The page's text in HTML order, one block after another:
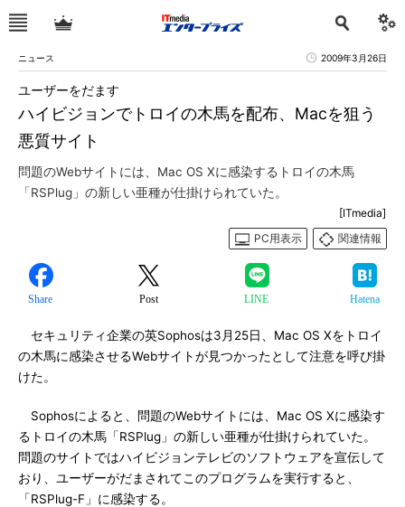
ニュース 2009年3月26日
ハイビジョンでトロイの木馬を配布、Macを狙う
悪質サイト
ユーザーをだます
問題のWebサイトには、Mac OS Xに感染するトロイの木馬
「RSPlug」の新しい亜種が仕掛けられていた。
[ITmedia]
PC用表示
関連情報
Share Post LINE Hatena
セキュリティ企業の英Sophosは3月25日、Mac OS Xをトロイ
の木馬に感染させるWebサイトが見つかったとして注意を呼び掛
けた。
Sophosによると、問題のWebサイトには、Mac OS Xに感染す
るトロイの木馬「RSPlug」の新しい亜種が仕掛けられていた。
問題のサイトではハイビジョンテレビのソフトウェアを宣伝して
おり、ユーザーがだまされてこのプログラムを実行すると、
「RSPlug-F」に感染する。